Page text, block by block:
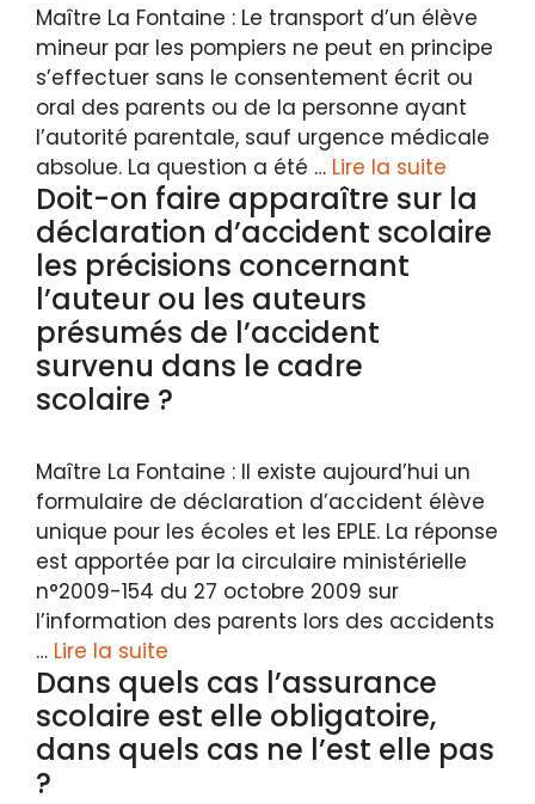
Maître La Fontaine : Le transport d’un élève
mineur par les pompiers ne peut en principe
s’effectuer sans le consentement écrit ou
oral des parents ou de la personne ayant
l’autorité parentale, sauf urgence médicale
absolue. La question a été … Lire la suite
Doit-on faire apparaître sur la
déclaration d’accident scolaire
les précisions concernant
l’auteur ou les auteurs
présumés de l’accident
survenu dans le cadre
scolaire ?
Maître La Fontaine : Il existe aujourd’hui un
formulaire de déclaration d’accident élève
unique pour les écoles et les EPLE. La réponse
est apportée par la circulaire ministérielle
n°2009-154 du 27 octobre 2009 sur
l’information des parents lors des accidents
… Lire la suite
Dans quels cas l’assurance
scolaire est elle obligatoire,
dans quels cas ne l’est elle pas
?